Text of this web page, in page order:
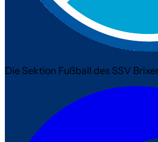
Die Sektion Fußball des SSV